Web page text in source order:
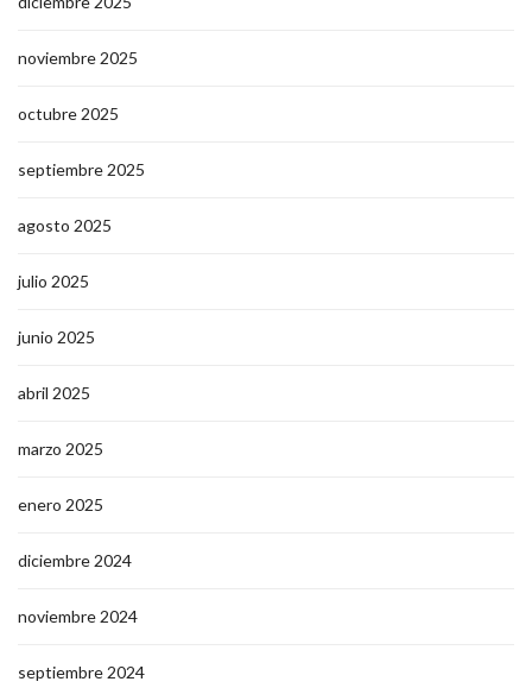
noviembre 2025
octubre 2025
septiembre 2025
agosto 2025
julio 2025
junio 2025
abril 2025
marzo 2025
enero 2025
diciembre 2024
noviembre 2024
septiembre 2024